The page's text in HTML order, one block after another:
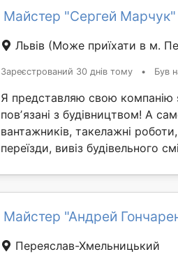
Майстер "Сергей Марчук"
Львів (Може приїхати в м.
Зареєстрований 30 днів тому • Був
Я представляю свою компанію
повʼязані з будівництвом! А
вантажників, такелажні
переїзди, вивіз будівельного
Майстер "Андрей
Переяслав-Хмельницький